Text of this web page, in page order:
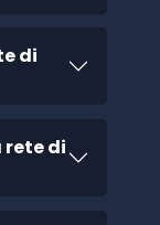
di
rete di